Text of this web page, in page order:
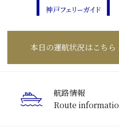
本日の運航状況はこちら
航路情報
Route